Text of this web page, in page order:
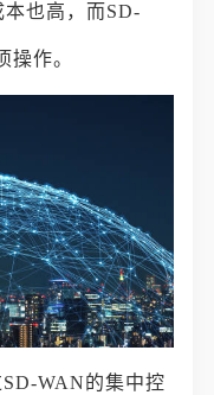
也高，而SD-
操作。
WAN的集中控